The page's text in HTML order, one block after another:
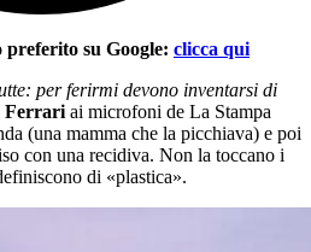
preferito su Google: clicca qui
per ferirmi devono inventarsi di
Ferrari ai microfoni de La Stampa
(una mamma che la picchiava) e poi
con una recidiva. Non la toccano i
di «plastica».